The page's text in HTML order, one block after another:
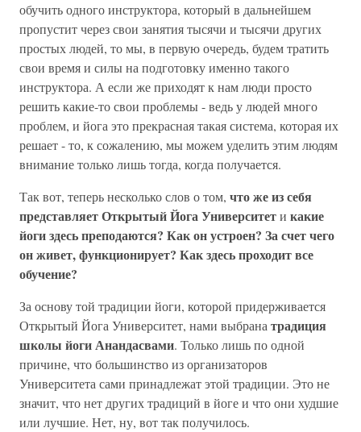
обучить одного инструктора, который в дальнейшем
пропустит через свои занятия тысячи и тысячи других
простых людей, то мы, в первую очередь, будем тратить
свои время и силы на подготовку именно такого
инструктора. А если же приходят к нам люди просто
решить какие-то свои проблемы - ведь у людей много
проблем, и йога это прекрасная такая система, которая их
решает - то, к сожалению, мы можем уделить этим людям
внимание только лишь тогда, когда получается.
Так вот, теперь несколько слов о том, что же из себя
представляет Открытый Йога Университети какие
йоги здесь преподаются? Как он устроен? За счет чего
он живет, функционирует? Как здесь проходит все
обучение?
За основу той традиции йоги, которой придерживается
Открытый Йога Университет, нами выбрана традиция
школы йоги Анандасвами. Только лишь по одной
причине, что большинство из организаторов
Университета сами принадлежат этой традиции. Это не
значит, что нет других традиций в йоге и что они худшие
или лучшие. Нет, ну, вот так получилось.